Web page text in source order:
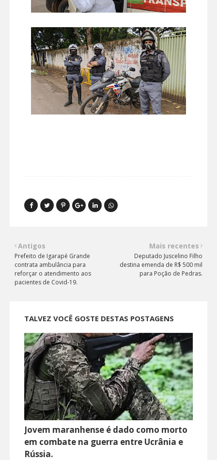
Mais recentes
Deputado Juscelino Filho
destina emenda de R$ 500 mil
para Poção de Pedras.
Antigos
Prefeito de Igarapé Grande
contrata ambulância para
reforçar o atendimento aos
pacientes de Covid-19.
TALVEZ VOCÊ GOSTE DESTAS POSTAGENS
Jovem maranhense é dado como morto
em combate na guerra entre Ucrânia e
Rússia.